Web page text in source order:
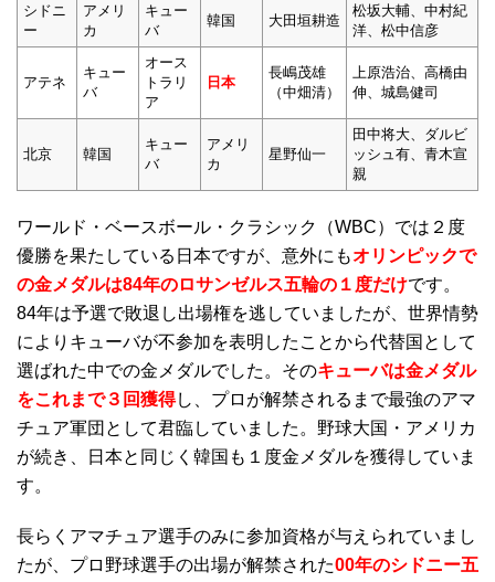
シドニ
ー
アメリ
カ
キュー
バ
韓国 大田垣耕造
松坂大輔、中村紀
洋、松中信彦
アテネ
キュー
バ
オース
トラリ
ア
日本
長嶋茂雄
（中畑清）
上原浩治、高橋由
伸、城島健司
北京 韓国
キュー
バ
アメリ
カ
星野仙一
田中将大、ダルビ
ッシュ有、青木宣
親
ワールド・ベースボール・クラシック（WBC）では２度
優勝を果たしている日本ですが、意外にもオリンピックで
の金メダルは84年のロサンゼルス五輪の１度だけです。
84年は予選で敗退し出場権を逃していましたが、世界情勢
によりキューバが不参加を表明したことから代替国として
選ばれた中での金メダルでした。そのキューバは金メダル
をこれまで３回獲得し、プロが解禁されるまで最強のアマ
チュア軍団として君臨していました。野球大国・アメリカ
が続き、日本と同じく韓国も１度金メダルを獲得していま
す。
長らくアマチュア選手のみに参加資格が与えられていまし
たが、プロ野球選手の出場が解禁された00年のシドニー五